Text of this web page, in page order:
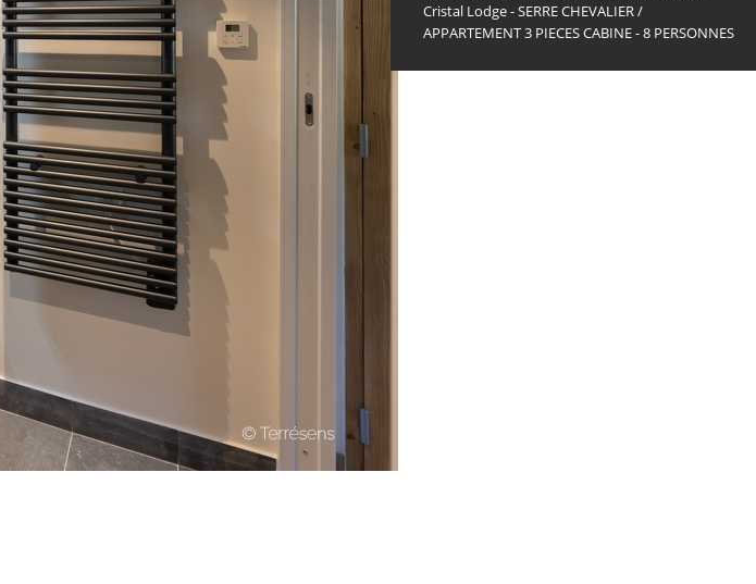
Cristal Lodge - SERRE CHEVALIER/
APPARTEMENT 3 PIECES CABINE - 8 PERSONNES